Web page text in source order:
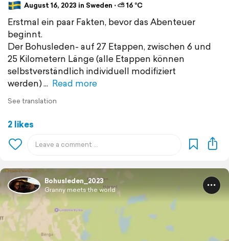
August 16, 2023 in Sweden ⋅ ⛅ 16 °C
Erstmal ein paar Fakten, bevor das Abenteuer
beginnt.
Der Bohusleden- auf 27 Etappen, zwischen 6 und
25 Kilometern Länge (alle Etappen können
selbstverständlich individuell modifiziert
werden)
Read more
See translation
2 likes
Bohusleden_2023
Granny meets the world